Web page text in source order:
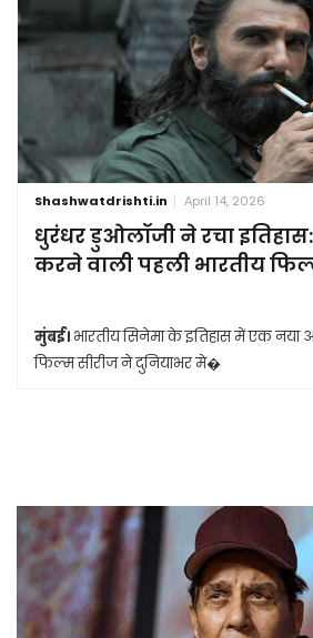
Shashwatdrishti.in April 14, 2026
धुरंधर डुओलॉजी ने रचा
करने वाली पहली भारतीय
मुंबई। भारतीय सिनेमा के इतिहास में एक नया
फिल्म सीरीज ने दुनियाभर मे�